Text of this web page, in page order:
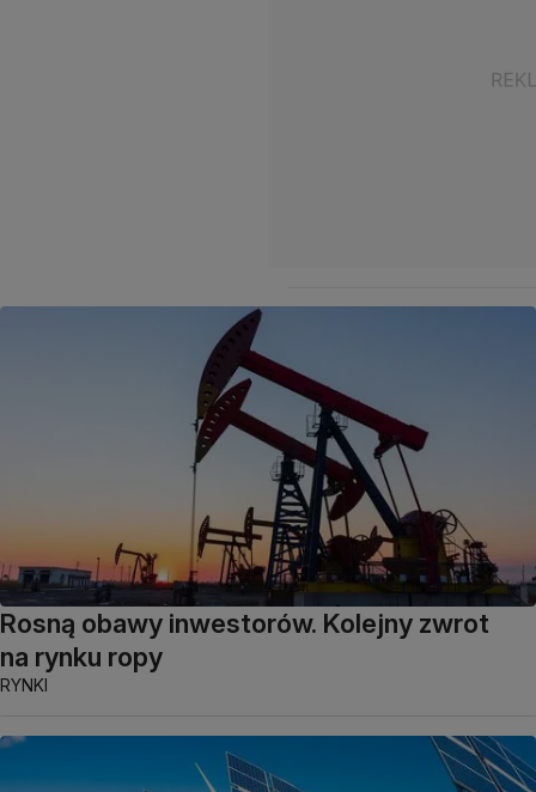
Rosną obawy inwestorów. Kolejny zwrot
na rynku ropy
RYNKI